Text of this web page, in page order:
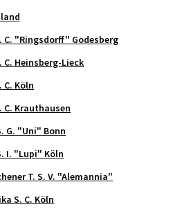
C. "Ringsdorff" Godesberg
C. Heinsberg-Lieck
C. Köln
C. Krauthausen
G. "Uni" Bonn
I. "Lupi" Köln
T. S. V. "Alemannia"
S. C. Köln